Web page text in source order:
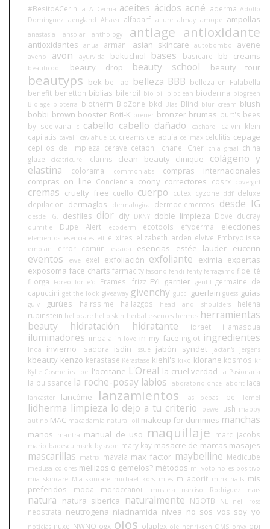
#BesitoACerini a A-Derma aceites ácidos acné aderma Adolfo
Domínguez aengland Ahava alfaparf allure almay amope ampollas
anastasia ansolar anthology antiage antioxidante
antioxidantes anua armani asian skincare autobombo avene
aveno avon ayurvida bakuchiol bases basicare bb creams
beauticool beauty drop beauty school beauty tour
beautyps bek bel-lab belleza BBB belleza en Falabella
benefit benetton biblias biferdil bio oil bioclean bioderma biogreen
Biolage bioterra biotherm BioZone bkd Blas Blind blur cream blush
bobbi brown booster Boti-K breuer bronzer brumas burt's bees
by seelvana
c cabello cabello dañado cacharel
calvin klein
capilatis cavalli caviahue cc creams celiaquía celimax celulitis cepage
cepillos de limpieza cerave cetaphil chanel Cher chia graal china
glaze
cicatricure. clarins clean beauty clinique
colágeno y
elastina
colorama commonlabs
compras internacionales
compras on line Conciencia coony correctores cosrx covergirl
cremas cruelty free cuello cuerpo cutex cyzone ddf deluxe
depilacion dermaglos dermalogica dermoelementos desde IG
desde IG. desfiles dior diy DKNY doble limpieza Dove ducray
dumitié Dupe Alert ecoderm ecotools efyderma elecciones
elementos esenciales elf elixires elizabeth arden elvive Embryolisse
emolan error común escada esencias estée lauder eucerin
eventos ewe exel exfoliación exfoliante eximia expertas
exposoma face charts farmacity fascino fendi fenty ferragamo fidelité
filorga
Foreo forlle'd Framesi frizz FYI garnier gentil germaine de
capuccini get the look giveaway givenchy gucci guerlain guess guías
guiv gurúes hairssime hallazgos head and shoulders
helena
rubinstein heliocare hello skin herbal essences hermes herramientas
beauty
hidratación hidratante idraet illamasqua
iluminadores impala in love in my face inglot ingredientes
Inoa invierno Isadora isdin issue jabón syndet jactan's jergens
kbeauty kenzo kerastase Kérastase kiehl's kiko klorane kosmos kr
Kylie Cosmetics l'bel l'occitane L'Oreal la cruel verdad La Pasionaria
la puissance la roche-posay labios laboratorio once laborit laca
lancaster lancôme lanzamientos las pepas lbel lemel
lidherma limpieza lo dejo a tu criterio loewe lush mabby
autino MAC macadamia natural oil makeup for dummies manchas
manos mantra manual de uso maquillaje marc jacobs
mario badescu mark by avon mary kay masacre de marcas masajes
mascarillas matrix mavala max factor maybelline Medicube
medusa colores mellizos o gemelos? métodos mi voto no es positivo
mia skincare Mía skincare michael kors mies milaborit minx nails mis
preferidos
moda moroccanoil mustela narciso Rodriguez nars
natura natura siberica naturalmente NBOTB NE nell ross
neostrata neutrogena niacinamida nivea no sos vos soy yo
noticias nuxe NWNO ogx ojos olaplex ole henriksen OMS onyx opi